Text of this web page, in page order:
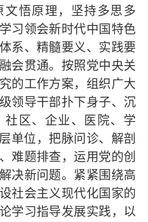
文悟原理，坚持多思多
习领会新时代中国特色
系、精髓要义、实践要
会贯通。按照党中央关
的工作方案，组织广大
领导干部扑下身子、沉
社区、企业、医院、学
单位，把脉问诊、解剖
难题排查，运用党的创
决新问题。紧紧围绕高
社会主义现代化国家的
学习指导发展实践，以